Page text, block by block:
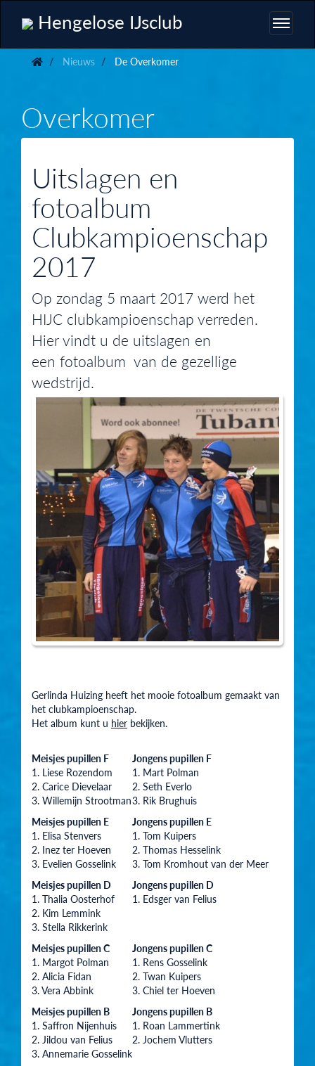
Hengelose IJsclub
Nieuws De Overkomer
Overkomer
Uitslagen en
fotoalbum
Clubkampioenschap
2017
Op zondag 5 maart 2017 werd het
HIJC clubkampioenschap verreden.
Hier vindt u de uitslagen en
een fotoalbum van de gezellige
wedstrijd.
Gerlinda Huizing heeft het mooie fotoalbum gemaakt van
het clubkampioenschap.
Het album kunt u hier bekijken.
Meisjes pupillen F
Jongens pupillen F
1. Liese Rozendom
2. Carice Dievelaar
3. Willemijn Strootman
1. Mart Polman
2. Seth Everlo
3. Rik Brughuis
Meisjes pupillen E
Jongens pupillen E
1. Elisa Stenvers
2. Inez ter Hoeven
3. Evelien Gosselink
1. Tom Kuipers
2. Thomas Hesselink
3. Tom Kromhout van der Meer
Meisjes pupillen D
Jongens pupillen D
1. Thalia Oosterhof
2. Kim Lemmink
3. Stella Rikkerink
1. Edsger van Felius
Meisjes pupillen C
Jongens pupillen C
1. Margot Polman
2. Alicia Fidan
3. Vera Abbink
1. Rens Gosselink
2. Twan Kuipers
3. Chiel ter Hoeven
Meisjes pupillen B
Jongens pupillen B
1. Saffron Nijenhuis
2. Jildou van Felius
3. Annemarie Gosselink
1. Roan Lammertink
2. Jochem Vlutters